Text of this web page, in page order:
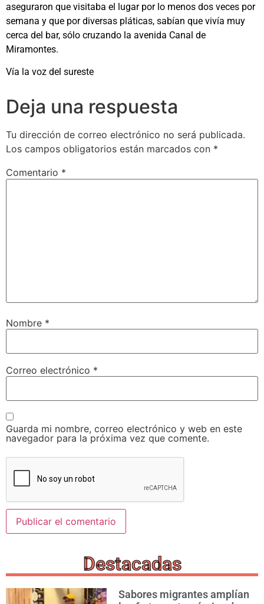
aseguraron que visitaba el lugar por lo menos dos veces por
semana y que por diversas pláticas, sabían que vivía muy
cerca del bar, sólo cruzando la avenida Canal de
Miramontes.
Vía la voz del sureste
Deja una respuesta
Tu dirección de correo electrónico no será publicada.
Los campos obligatorios están marcados con *
Comentario *
Nombre *
Correo electrónico *
Guarda mi nombre, correo electrónico y web en este
navegador para la próxima vez que comente.
Destacadas
Sabores migrantes amplían